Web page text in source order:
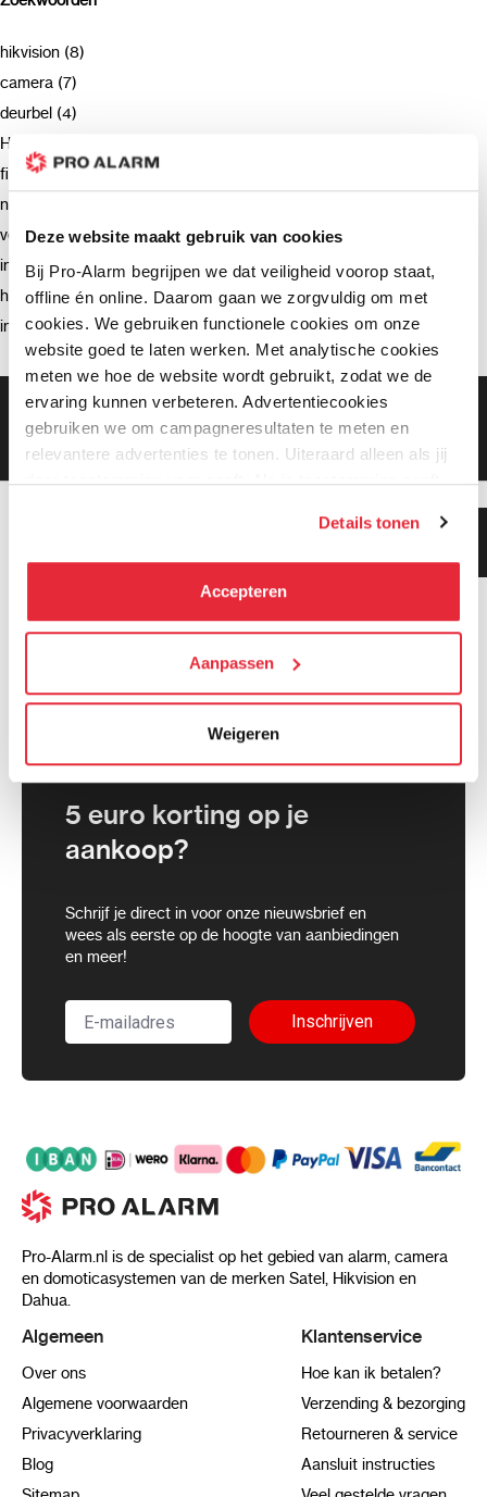
Deze website maakt gebruik van cookies
Bij Pro-Alarm begrijpen we dat veiligheid voorop staat,
offline én online. Daarom gaan we zorgvuldig om met
cookies. We gebruiken functionele cookies om onze
website goed te laten werken. Met analytische cookies
meten we hoe de website wordt gebruikt, zodat we de
ervaring kunnen verbeteren. Advertentiecookies
gebruiken we om campagneresultaten te meten en
relevantere advertenties te tonen. Uiteraard alleen als jij
daar toestemming voor geeft. Als je toestemming geeft,
kunnen deze gegevens combineren met informatie die zij
hebben verzameld via het gebruik van hun diensten. Je
kunt alle cookies accepteren, alleen noodzakelijke
We werken samen met21 derden
die uw gegevens
kunnen ontvangen en verwerken.
Details tonen
Accepteren
Aanpassen
Weigeren
hikvision (8)
camera (7)
deurbel (4)
Hikvision (3)
firmware (3)
netwerkrecorder (2)
verzending (2)
intercom (2)
hik-connect (2)
installatie (2)
Gratis bezorging vanaf €99,-
Gratis retourneren binnen 90 dagen*
Klanten geven ons een 9.3 gemiddeld
5 euro korting op je
aankoop?
Schrijf je direct in voor onze nieuwsbrief en
wees als eerste op de hoogte van aanbiedingen
en meer!
Inschrijven
Pro-Alarm.nl is de specialist op het gebied van alarm, camera
en domoticasystemen van de merken Satel, Hikvision en
Dahua.
Klanten geven ons 9.3
Algemeen
Over ons
Algemene voorwaarden
Privacyverklaring
Blog
Klantenservice
Hoe kan ik betalen?
Verzending & bezorging
Retourneren & service
Aansluit instructies